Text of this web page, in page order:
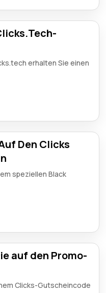
erhalten Sie einen
Den Clicks
speziellen Black
auf den Promo-
Clicks-Gutscheincode